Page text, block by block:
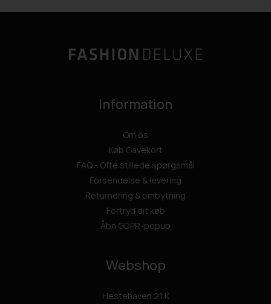
Information
Om os
Køb Gavekort
FAQ - Ofte stillede spørgsmål
Forsendelse & levering
Returnering & ombytning
Fortryd dit køb
Åbn GDPR-popup
Webshop
Hestehaven 21 K